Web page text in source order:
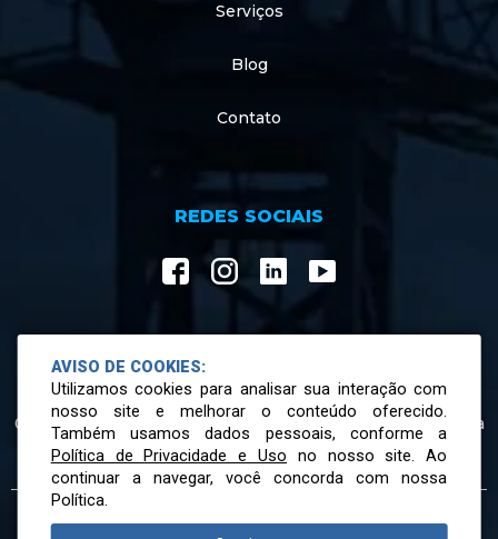
Serviços
Blog
Contato
REDES SOCIAIS
ATENDIMENTO
07h30 às 12h00 e 13h00 às 17h18 de segunda a sexta-feira
Conheça nossa Política de Privacidade
AVISO DE COOKIES:
Utilizamos cookies para analisar sua interação com
nosso site e melhorar o conteúdo oferecido.
Também usamos dados pessoais, conforme a
Política de Privacidade e Uso no nosso site. Ao
continuar a navegar, você concorda com nossa
Política.